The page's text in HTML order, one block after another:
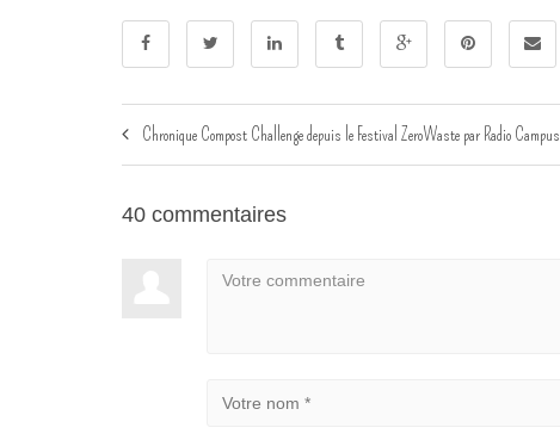
Chronique Compost Challenge depuis le Festival ZeroWaste par Radio Campus
40 commentaires